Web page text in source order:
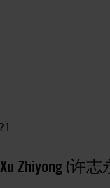
Zhiyong (许志